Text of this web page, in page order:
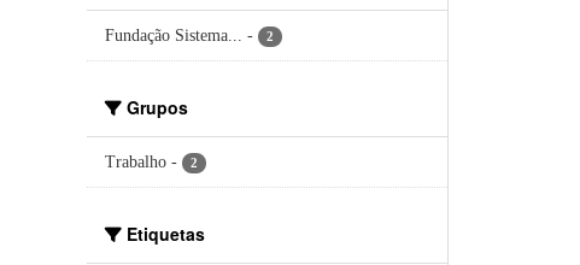
Fundação Sistema... - 2
Grupos
Trabalho - 2
Etiquetas